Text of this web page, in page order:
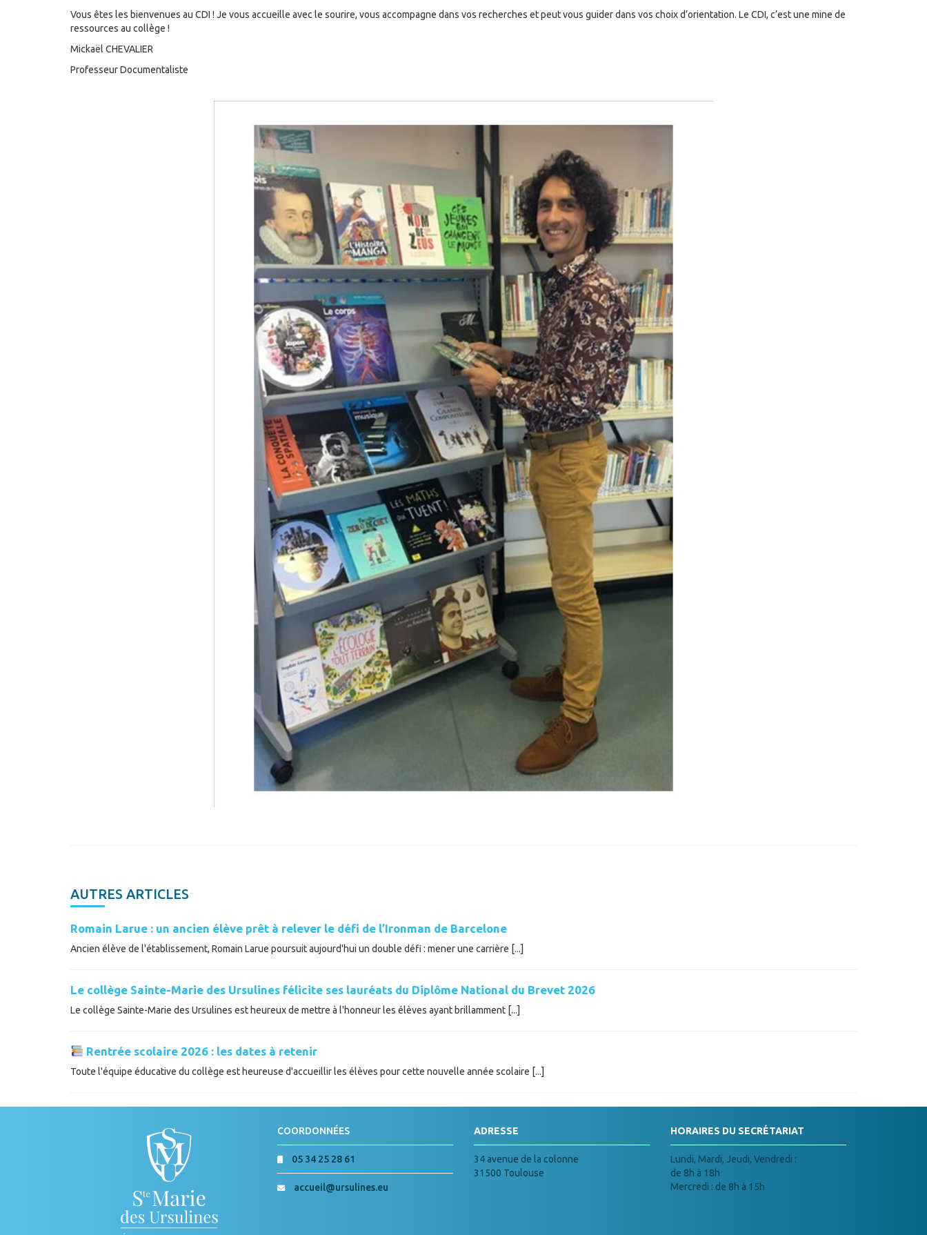
Vous êtes les bienvenues au CDI ! Je vous accueille avec le sourire, vous accompagne dans vos recherches et peut vous guider dans vos choix d’orientation. Le CDI, c’estune mine de
ressources au collège !
Mickaël CHEVALIER
Professeur Documentaliste
AUTRES ARTICLES
Romain Larue : un ancien élève prêt à relever le défi de l’Ironman de Barcelone
Ancien élève de l'établissement, Romain Larue poursuit aujourd'hui un double défi : mener une carrière [...]
Le collège Sainte-Marie des Ursulines félicite ses lauréats du Diplôme National du Brevet 2026
Le collège Sainte-Marie des Ursulines est heureux de mettre à l'honneur les élèves ayant brillamment [...]
Rentrée scolaire 2026 : les dates à retenir
Toute l'équipe éducative du collège est heureuse d'accueillir les élèves pour cette nouvelle année scolaire [...]
COORDONNÉES
05 34 25 28 61
accueil@ursulines.eu
ADRESSE
34 avenue de la colonne
31500 Toulouse
HORAIRES DU SECRÉTARIAT
Lundi, Mardi, Jeudi, Vendredi :
de 8h à 18h
Mercredi : de 8h à 15h